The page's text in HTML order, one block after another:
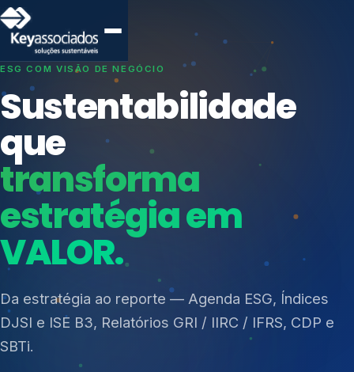
SISTEMAS DE GESTÃO OTIMIZADOS E INTEGRADOS
Conformidade que
protege seu
negócio.
Consultoria, auditoria e treinamentos em ISO 27001,
ISO 27701, ISO 42001, ISO 37001, ISO 9001, ISO
14001, ISO 45001, ONA e PNQ — Gestão de
resíduos sólidos (PGRS/PMGRS).
Índices de Mercado
Mudanças Climáticas
Reputação e Cadeia
Reporte Regulatório